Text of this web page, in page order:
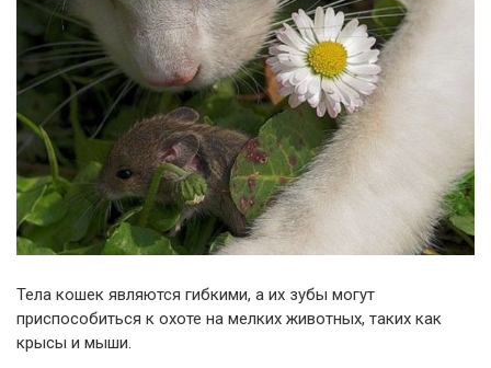
Тела кошек являются гибкими, а их зубы могут
приспособиться к охоте на мелких животных, таких как
крысы и мыши.